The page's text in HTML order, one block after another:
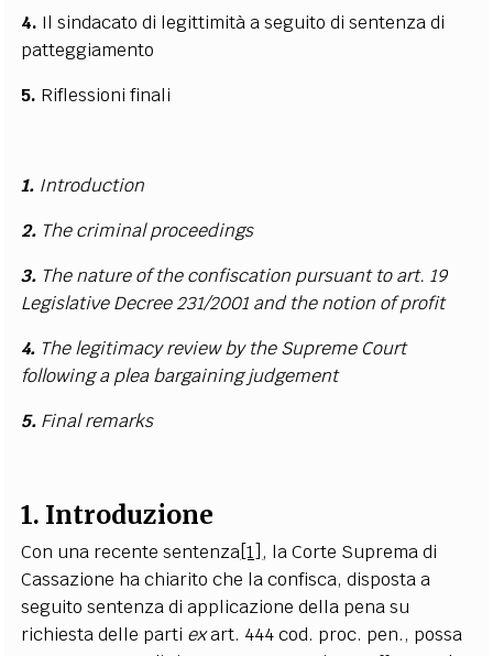
4. Il sindacato di legittimità a seguito di sentenza di
patteggiamento
5. Riflessioni finali
1. Introduction
2. The criminal proceedings
3. The nature of the confiscation pursuant to art. 19
Legislative Decree 231/2001 and the notion of profit
4. The legitimacy review by the Supreme Court
following a plea bargaining judgement
5. Final remarks
1. Introduzione
Con una recente sentenza[1] , la Corte Suprema di
Cassazione ha chiarito che la confisca, disposta a
seguito sentenza di applicazione della pena su
richiesta delle parti exart. 444 cod. proc. pen., possa